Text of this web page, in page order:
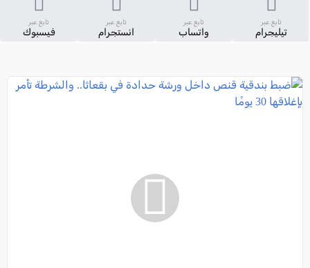
تابع عبر
تيليجرام
تابع عبر
واتساب
تابع عبر
انستجرام
تابع عبر
فيسبوك